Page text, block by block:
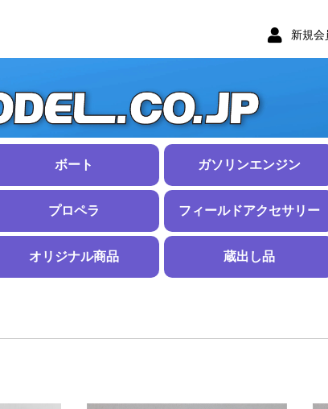
新規会
ボート
ボートアクセサリー
ガソリンエンジン
ガソリンエンジン
マフラー
ガソリンアクセサリー
38〜51ｍｍ
57〜70ｍｍ
75〜102ｍｍ
スケール
その他スピンナー
ナット
プロペラ
APCエンジン用 ８インチ未満
８〜９インチ未満
９〜１０インチ未満
１０〜１１インチ未満
１１〜１２インチ未満
１２〜１４インチ未満
１４〜１６インチ未満
１６〜１８インチ未満
１８インチ以上
３枚、４枚ブレード
逆ピッチ
APC電動用 ７インチ未満
７〜１１インチ未満
１１〜１５インチ未満
１５インチ以上
スローフライ
大型機用木製プロペラ
折ペラ 折ペラブレード
スピンナー・ハブセット
折ペラスピンナー
折ペラハブ（ヨーク）
その他のプロペラ
フィールドアクセサリー
燃料ポンプ
スターター
プラグヒート用品
オリジナル商品 蔵出し品